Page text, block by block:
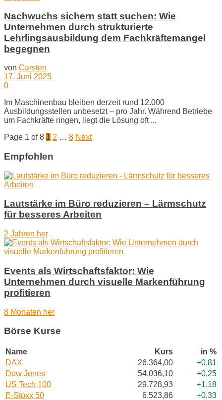
Nachwuchs sichern statt suchen: Wie
Unternehmen durch strukturierte
Lehrlingsausbildung dem Fachkräftemangel
begegnen
von Carsten
17. Juni 2025
0
Im Maschinenbau bleiben derzeit rund 12.000
Ausbildungsstellen unbesetzt – pro Jahr. Während Betriebe
um Fachkräfte ringen, liegt die Lösung oft ...
Page 1 of 8 1 2 … 8 Next
Empfohlen
Lautstärke im Büro reduzieren – Lärmschutz
für besseres Arbeiten
2 Jahren her
Events als Wirtschaftsfaktor: Wie
Unternehmen durch visuelle Markenführung
profitieren
8 Monaten her
Börse Kurse
Name Kurs
in %
DAX
26.364,00
+0,81
Dow Jones
54.036,10
+0,25
US Tech 100
29.728,93
+1,18
E-Stoxx 50
6.523,86
+0,33